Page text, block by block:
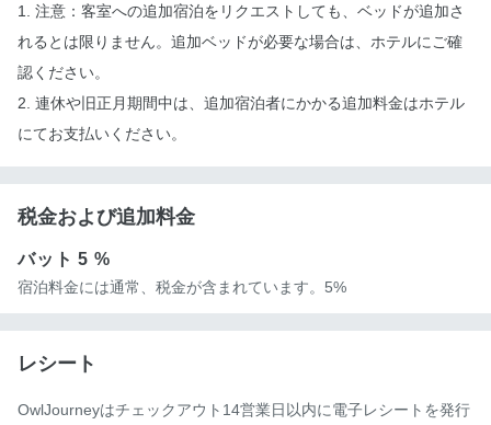
1. 注意：客室への追加宿泊をリクエストしても、ベッドが追加さ
れるとは限りません。追加ベッドが必要な場合は、ホテルにご確
認ください。
2. 連休や旧正月期間中は、追加宿泊者にかかる追加料金はホテル
にてお支払いください。
税金および追加料金
バット5 %
宿泊料金には通常、税金が含まれています。5%
レシート
OwlJourneyはチェックアウト14営業日以内に電子レシートを発行